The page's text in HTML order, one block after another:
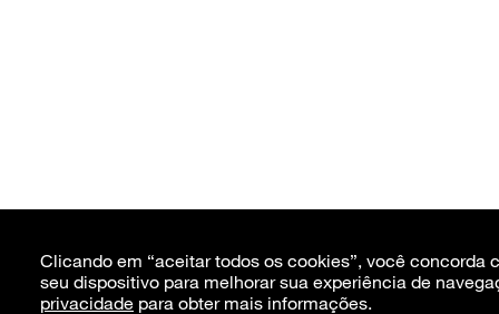
Clicando em “aceitar todos os cookies”, você concorda
seu dispositivo para melhorar sua experiência de
privacidade para obter mais informações.